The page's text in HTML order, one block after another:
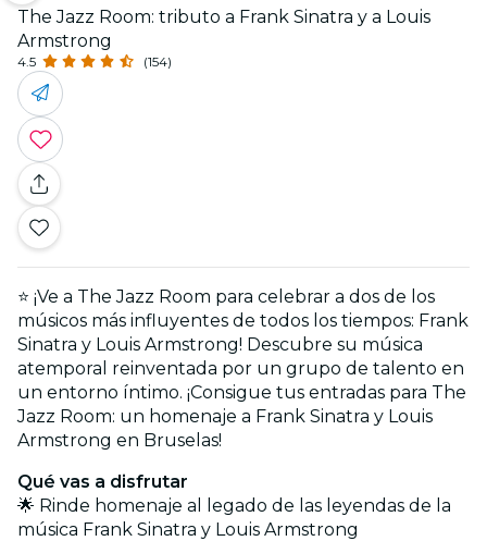
The Jazz Room: tributo a Frank Sinatra y a Louis
Armstrong
4.5 (154)
⭐ ¡Ve a The Jazz Room para celebrar a dos de los
músicos más influyentes de todos los tiempos: Frank
Sinatra y Louis Armstrong! Descubre su música
atemporal reinventada por un grupo de talento en
un entorno íntimo. ¡Consigue tus entradas para The
Jazz Room: un homenaje a Frank Sinatra y Louis
Armstrong en Bruselas!
Qué vas a disfrutar
🌟 Rinde homenaje al legado de las leyendas de la
música Frank Sinatra y Louis Armstrong